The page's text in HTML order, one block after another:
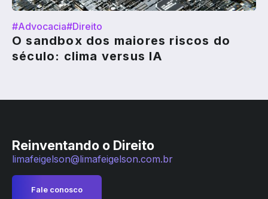
#Advocacia#Direito
O sandbox dos maiores riscos do
século: clima versus IA
Reinventando o Direito
limafeigelson@limafeigelson.com.br
Fale conosco